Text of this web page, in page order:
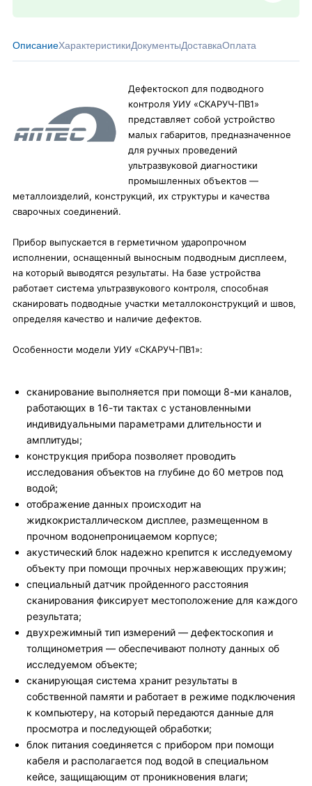
ОписаниеХарактеристикиДокументыДоставкаОплата
Дефектоскоп для подводного
контроля УИУ «СКАРУЧ-ПВ1»
представляет собой устройство
малых габаритов, предназначенное
для ручных проведений
ультразвуковой диагностики
промышленных объектов —
металлоизделий, конструкций, их структуры и качества
сварочных соединений.
Прибор выпускается в герметичном ударопрочном
исполнении, оснащенный выносным подводным дисплеем,
на который выводятся результаты. На базе устройства
работает система ультразвукового контроля, способная
сканировать подводные участки металлоконструкций и швов,
определяя качество и наличие дефектов.
Особенности модели УИУ «СКАРУЧ-ПВ1»:
сканирование выполняется при помощи 8-ми каналов,
работающих в 16-ти тактах с установленными
индивидуальными параметрами длительности и
амплитуды;
конструкция прибора позволяет проводить
исследования объектов на глубине до 60 метров под
водой;
отображение данных происходит на
жидкокристаллическом дисплее, размещенном в
прочном водонепроницаемом корпусе;
акустический блок надежно крепится к исследуемому
объекту при помощи прочных нержавеющих пружин;
специальный датчик пройденного расстояния
сканирования фиксирует местоположение для каждого
результата;
двухрежимный тип измерений — дефектоскопия и
толщинометрия — обеспечивают полноту данных об
исследуемом объекте;
сканирующая система хранит результаты в
собственной памяти и работает в режиме подключения
к компьютеру, на который передаются данные для
просмотра и последующей обработки;
блок питания соединяется с прибором при помощи
кабеля и располагается под водой в специальном
кейсе, защищающим от проникновения влаги;